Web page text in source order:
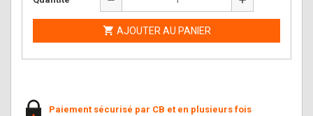
 AJOUTER AU PANIER
Paiement sécurisé par CB et en plusieurs fois